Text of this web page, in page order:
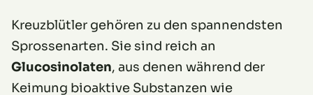
Kreuzblütler gehören zu den spannendsten
Sprossenarten. Sie sind reich an
Glucosinolaten, aus denen während der
Keimung bioaktive Substanzen wie